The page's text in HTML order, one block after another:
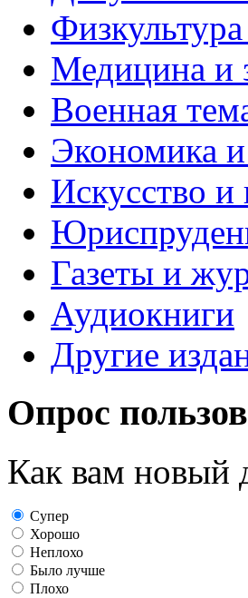
Медицина и
Военная
Экономика
Искусство и
Газеты и
Аудиокниги
Другие
Опрос
Как вам новый
Супер
Хорошо
Неплохо
Было лучше
Плохо